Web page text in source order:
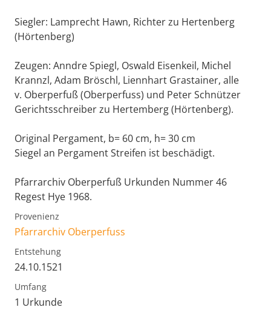
Siegler: Lamprecht Hawn, Richter zu Hertenberg
(Hörtenberg)
Zeugen: Anndre Spiegl, Oswald Eisenkeil, Michel
Krannzl, Adam Bröschl, Liennhart Grastainer, alle
v. Oberperfuß (Oberperfuss) und Peter Schnützer
Gerichtsschreiber zu Hertemberg (Hörtenberg).
Original Pergament, b= 60 cm, h= 30 cm
Siegel an Pergament Streifen ist beschädigt.
Pfarrarchiv Oberperfuß Urkunden Nummer 46
Regest Hye 1968.
Provenienz
Pfarrarchiv Oberperfuss
Entstehung
24.10.1521
Umfang
1 Urkunde